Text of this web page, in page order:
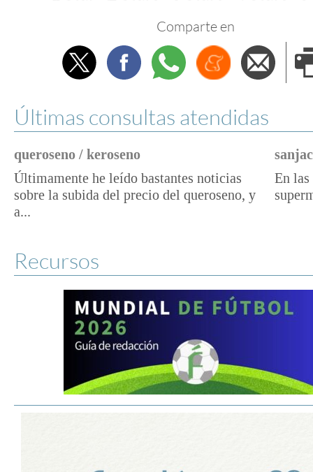
Comparte en
TwitterFacebookWhatsappMenéame
Últimas consultas atendidas
queroseno / keroseno
Últimamente he leído bastantes noticias
sobre la subida del precio del queroseno, y
a...
En las
Recursos